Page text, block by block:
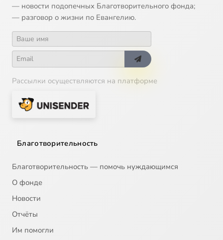
— новости подопечных Благотворительного фонда;
— разговор о жизни по Евангелию.
Рассылки осуществляются на платформе
Благотворительность
Благотворительность — помочь нуждающимся
О фонде
Новости
Отчёты
Им помогли